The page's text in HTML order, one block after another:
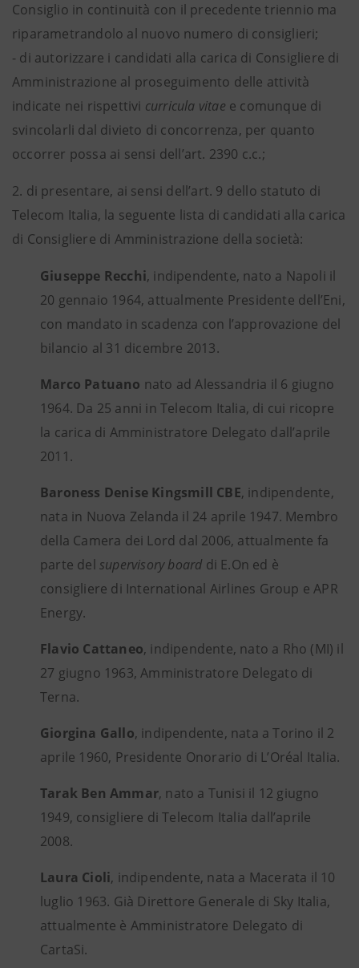
Consiglio in continuità con il precedente triennio ma
riparametrandolo al nuovo numero di consiglieri;
- di autorizzare i candidati alla carica di Consigliere di
Amministrazione al proseguimento delle attività
indicate nei rispettivi curricula vitae e comunque di
svincolarli dal divieto di concorrenza, per quanto
occorrer possa ai sensi dell’art. 2390 c.c.;
2. di presentare, ai sensi dell’art. 9 dello statuto di
Telecom Italia, la seguente lista di candidati alla carica
di Consigliere di Amministrazione della società:
Giuseppe Recchi, indipendente, nato a Napoli il
20 gennaio 1964, attualmente Presidente dell’Eni,
con mandato in scadenza con l’approvazione del
bilancio al 31 dicembre 2013.
Marco Patuano nato ad Alessandria il 6 giugno
1964. Da 25 anni in Telecom Italia, di cui ricopre
la carica di Amministratore Delegato dall’aprile
2011.
Baroness Denise Kingsmill CBE, indipendente,
nata in Nuova Zelanda il 24 aprile 1947. Membro
della Camera dei Lord dal 2006, attualmente fa
parte del supervisory board di E.On ed è
consigliere di International Airlines Group e APR
Energy.
Flavio Cattaneo, indipendente, nato a Rho (MI) il
27 giugno 1963, Amministratore Delegato di
Terna.
Giorgina Gallo, indipendente, nata a Torino il 2
aprile 1960, Presidente Onorario di L’Oréal Italia.
Tarak Ben Ammar, nato a Tunisi il 12 giugno
1949, consigliere di Telecom Italia dall’aprile
2008.
Laura Cioli, indipendente, nata a Macerata il 10
luglio 1963. Già Direttore Generale di Sky Italia,
attualmente è Amministratore Delegato di
CartaSi.